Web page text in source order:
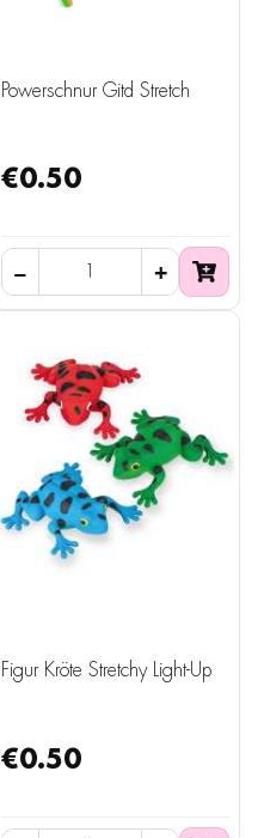
Powerschnur Gitd Stretch
€0.50
Figur Kröte Stretchy Light-Up
€0.50